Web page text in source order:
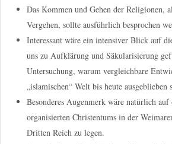
Das Kommen und Gehen der Religionen,
Vergehen, sollte ausführlich besprochen
Interessant wäre ein intensiver Blick auf
uns zu Aufklärung und Säkularisierung
Untersuchung, warum vergleichbare
„islamischen“ Welt bis heute ausgeblieben
Besonderes Augenmerk wäre natürlich auf
organisierten Christentums in der
Dritten Reich zu legen.